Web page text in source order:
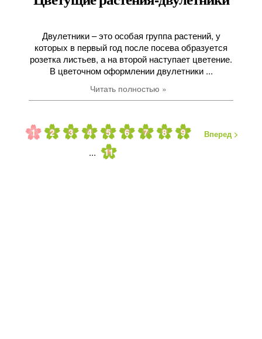
Двулетники – это особая группа растений, у
которых в первый год после посева образуется
розетка листьев, а на второй наступает цветение.
В цветочном оформлении двулетники ...
Читать полностью »
Вперед >
1 2 3 4 5 6 7 8 9
... 11